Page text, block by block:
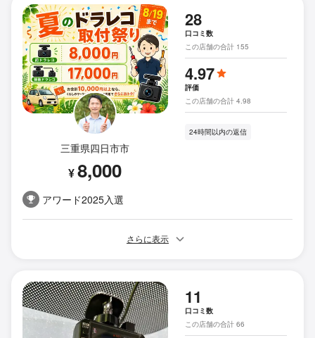
三重県四日市市
¥8,000
アワード2025入選
28
口コミ数
この店舗の合計 155
4.97
評価
この店舗の合計 4.98
24時間以内の返信
さらに表示
11
口コミ数
この店舗の合計 66